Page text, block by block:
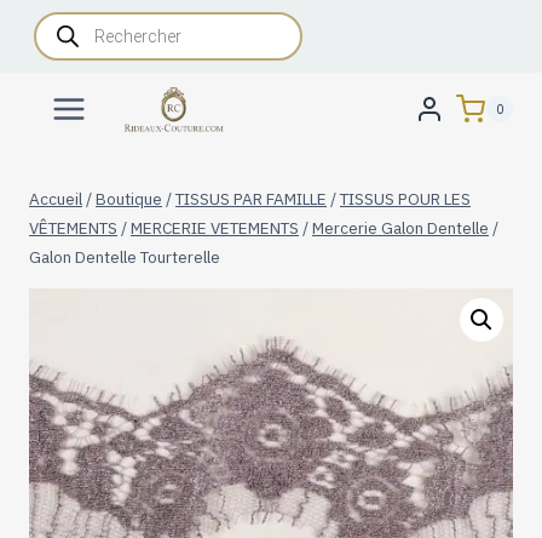
AllerRecherche
de
produits
0
Accueil /Boutique /TISSUS PAR FAMILLE /TISSUS POUR LES
VÊTEMENTS /MERCERIE VETEMENTS /Mercerie Galon Dentelle /
Galon Dentelle Tourterelle